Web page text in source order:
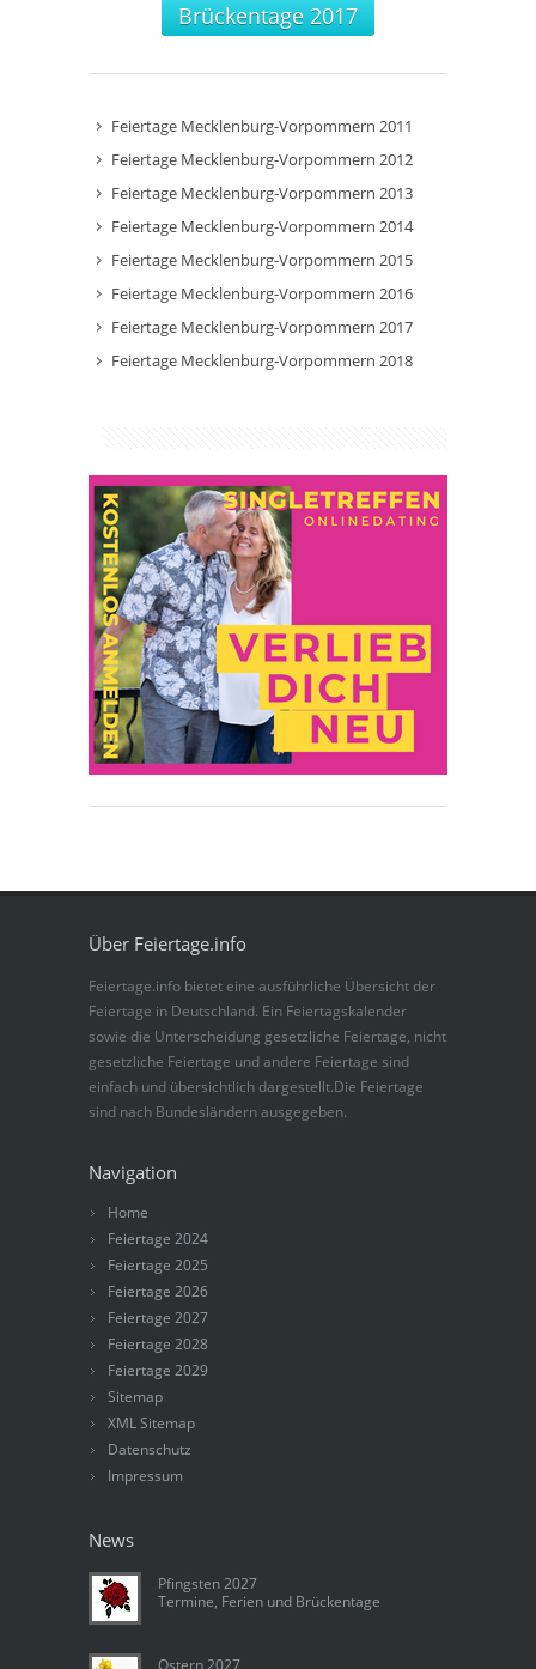
Brückentage 2017
Feiertage Mecklenburg-Vorpommern 2011
Feiertage Mecklenburg-Vorpommern 2012
Feiertage Mecklenburg-Vorpommern 2013
Feiertage Mecklenburg-Vorpommern 2014
Feiertage Mecklenburg-Vorpommern 2015
Feiertage Mecklenburg-Vorpommern 2016
Feiertage Mecklenburg-Vorpommern 2017
Feiertage Mecklenburg-Vorpommern 2018
Über Feiertage.info
Feiertage.info bietet eine ausführliche Übersicht der
Feiertage in Deutschland. Ein Feiertagskalender
sowie die Unterscheidung gesetzliche Feiertage, nicht
gesetzliche Feiertage und andere Feiertage sind
einfach und übersichtlich dargestellt.Die Feiertage
sind nach Bundesländern ausgegeben.
Navigation
Home
Feiertage 2024
Feiertage 2025
Feiertage 2026
Feiertage 2027
Feiertage 2028
Feiertage 2029
Sitemap
XML Sitemap
Datenschutz
Impressum
News
Pfingsten 2027
Termine, Ferien und Brückentage
Ostern 2027